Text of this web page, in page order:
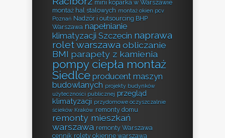
mini koparka w Warszawie
montaż hal stalowych montaż okien pcv
Poznań Nadzór i outsourcing BHP
Warszawa napełnianie
klimatyzacji Szczecin naprawa
rolet warszawa obliczanie
BMI parapety z kamienia
pompy ciepła montaż
Siedlce producent maszyn
budowlanych projekty budynków
użyteczności publicznej przegląd
klimatyzacji przydomowe oczyszczalnie
ścieków Kraków remonty domu
remonty mieszkań
warszawa remonty Warszawa
cennik rolety okienne warszawa